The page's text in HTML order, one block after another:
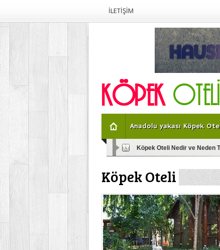
İLETİŞİM
Anadolu yakası Köpek
Köpek Oteli Nedir ve Neden
İstanbul’daki Köpek Otelleri:
Köpek Oteli ve Konaklama
Evcil Dostlarınız İçin Lüks
Köpek Oteli